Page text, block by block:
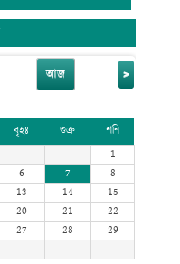
আজ >
বৃহঃ শুক্র
শনি
1
6 7
8
13 14
15
20 21
22
27 28
29